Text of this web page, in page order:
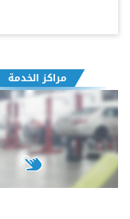
مراكز الخدمة